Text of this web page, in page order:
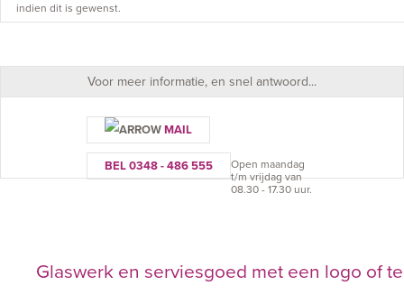
indien dit is gewenst.
Voor meer informatie, en snel antwoord...
MAIL
BEL 0348 - 486 555
Open maandag
t/m vrijdag van
08.30 - 17.30 uur.
Glaswerk en serviesgoed met een logo of